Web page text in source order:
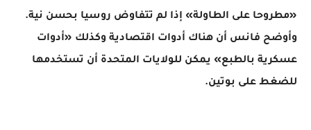
«مطروحا على الطاولة» إذا لم تتفاوض روسيا بحسن نية.
وأوضح فانس أن هناك أدوات اقتصادية وكذلك «أدوات
عسكرية بالطبع» يمكن للولايات المتحدة أن تستخدمها
للضغط على بوتين.